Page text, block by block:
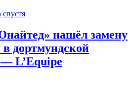
спустя
нашёл замену
дортмундской
L’Equipe